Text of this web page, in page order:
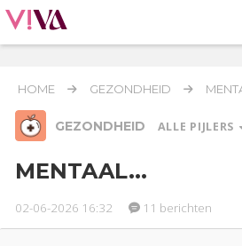
HOME GEZONDHEID
GEZONDHEID ALLE PIJLERS
Relaties Werk & Studie
Seks
MENTAAL...
02-06-2026 16:32 11 berichten